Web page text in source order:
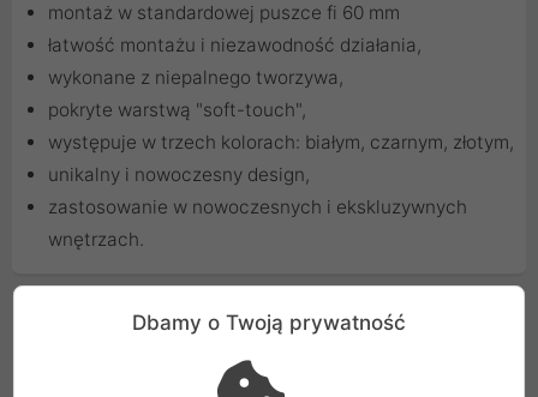
montaż w standardowej puszce fi 60 mm
łatwość montażu i niezawodność działania,
wykonane z niepalnego tworzywa,
pokryte warstwą "soft-touch",
występuje w trzech kolorach: białym, czarnym, złotym,
unikalny i nowoczesny design,
zastosowanie w nowoczesnych i ekskluzywnych
wnętrzach.
Cechy produktu
Czarny
Dbamy o Twoją prywatność